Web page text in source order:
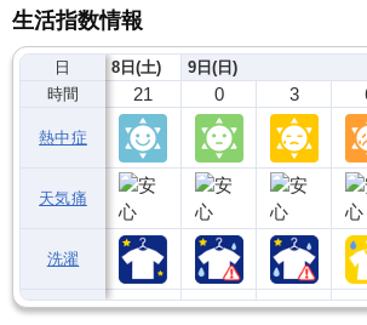
生活指数情報
日
時間
熱中症
天気痛
洗濯
8日(土)
21
9日(日)
0 3